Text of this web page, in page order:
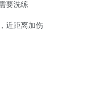
要洗练
近距离加伤